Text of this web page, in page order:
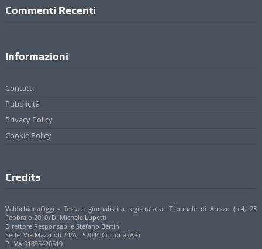
Commenti Recenti
Informazioni
Contatti
Pubblicità
Privacy Policy
Cookie Policy
Credits
ValdichianaOggi - Testata giornalistica registrata al Tribunale di Arezzo (n.4, 23
Febbraio 2010) Di Michele Lupetti
Direttore Responsabile Stefano Bertini
Sede: Via Mazzuoli 24/A - 52044 Cortona (AR)
P. IVA 01895420519